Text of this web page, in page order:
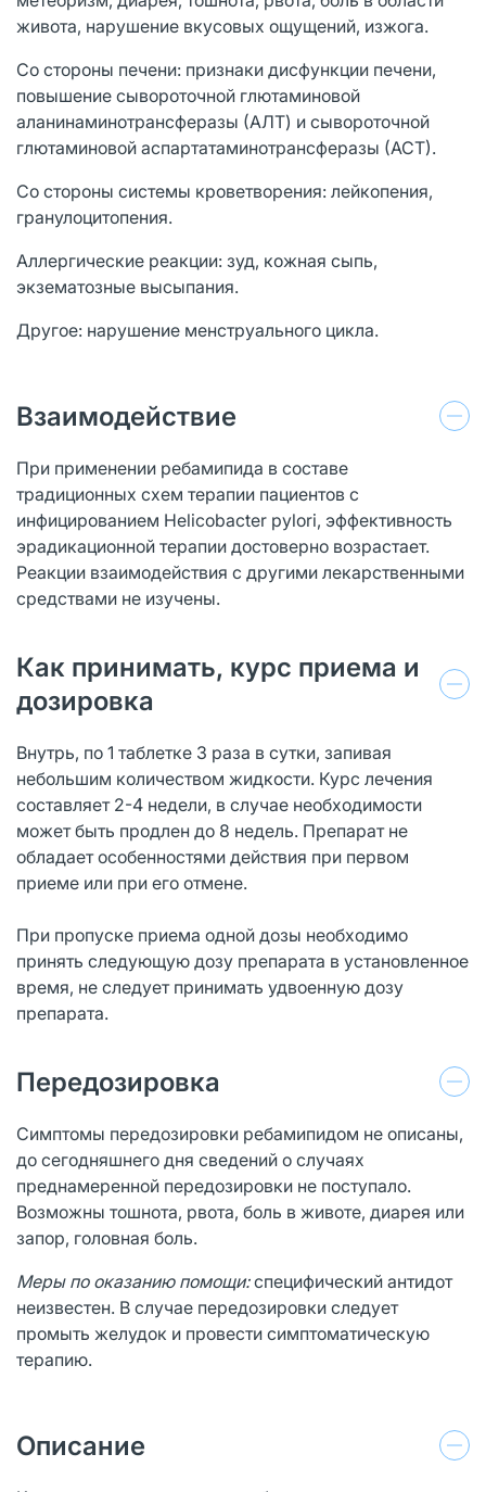
живота, нарушение вкусовых ощущений, изжога.
Со стороны печени: признаки дисфункции печени,
повышение сывороточной глютаминовой
аланинаминотрансферазы (АЛТ) и сывороточной
глютаминовой аспартатаминотрансферазы (АСТ).
Со стороны системы кроветворения: лейкопения,
гранулоцитопения.
Аллергические реакции: зуд, кожная сыпь,
экзематозные высыпания.
Другое: нарушение менструального цикла.
Взаимодействие
При применении ребамипида в составе
традиционных схем терапии пациентов с
инфицированием Helicobacter pylori, эффективность
эрадикационной терапии достоверно возрастает.
Реакции взаимодействия с другими лекарственными
средствами не изучены.
Как принимать, курс приема и
дозировка
Внутрь, по 1 таблетке 3 раза в сутки, запивая
небольшим количеством жидкости. Курс лечения
составляет 2-4 недели, в случае необходимости
может быть продлен до 8 недель. Препарат не
обладает особенностями действия при первом
приеме или при его отмене.
При пропуске приема одной дозы необходимо
принять следующую дозу препарата в установленное
время, не следует принимать удвоенную дозу
препарата.
Передозировка
Симптомы передозировки ребамипидом не описаны,
до сегодняшнего дня сведений о случаях
преднамеренной передозировки не поступало.
Возможны тошнота, рвота, боль в животе, диарея или
запор, головная боль.
Меры по оказанию помощи:специфический антидот
неизвестен. В случае передозировки следует
промыть желудок и провести симптоматическую
терапию.
Описание